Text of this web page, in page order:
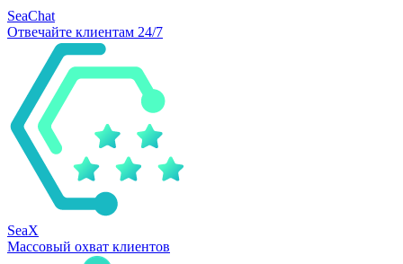
SeaChat
Отвечайте клиентам 24/7
SeaX
Массовый охват клиентов